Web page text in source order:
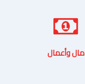
مال وأعمال